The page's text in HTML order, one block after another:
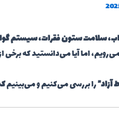
سلامت ستون فقرات، سیستم
اما آیا می‌دانستید که
آزاد”را بررسی می‌کنیم و می‌بینیم